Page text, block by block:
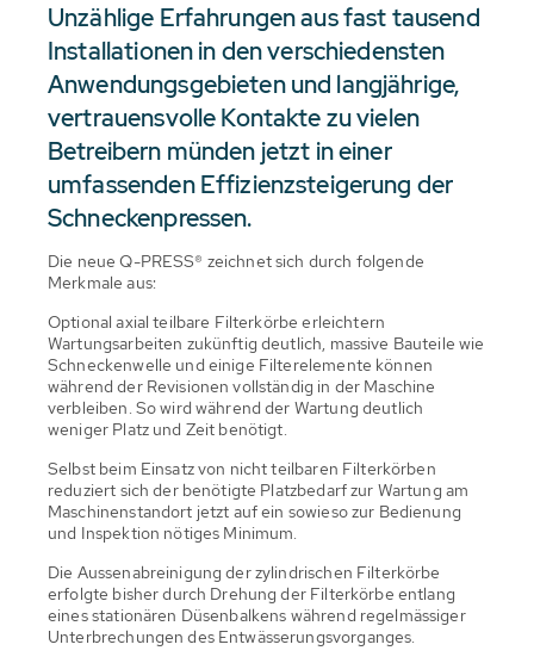
Unzählige Erfahrungen aus fast tausend
Installationen in den verschiedensten
Anwendungsgebieten und langjährige,
vertrauensvolle Kontakte zu vielen
Betreibern münden jetzt in einer
umfassenden Effizienzsteigerung der
Schneckenpressen.
Die neue Q-PRESS® zeichnet sich durch folgende
Merkmale aus:
Optional axial teilbare Filterkörbe erleichtern
Wartungsarbeiten zukünftig deutlich, massive Bauteile wie
Schneckenwelle und einige Filterelemente können
während der Revisionen vollständig in der Maschine
verbleiben. So wird während der Wartung deutlich
weniger Platz und Zeit benötigt.
Selbst beim Einsatz von nicht teilbaren Filterkörben
reduziert sich der benötigte Platzbedarf zur Wartung am
Maschinenstandort jetzt auf ein sowieso zur Bedienung
und Inspektion nötiges Minimum.
Die Aussenabreinigung der zylindrischen Filterkörbe
erfolgte bisher durch Drehung der Filterkörbe entlang
eines stationären Düsenbalkens während regelmässiger
Unterbrechungen des Entwässerungsvorganges.